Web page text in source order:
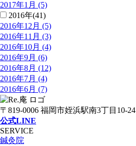
2017年1月 (5)
2016年(41)
2016年12月 (5)
2016年11月 (3)
2016年10月 (4)
2016年9月 (6)
2016年8月 (12)
2016年7月 (4)
2016年6月 (7)
〒819-0006 福岡市姪浜駅南3丁目10-24
公式LINE
SERVICE
鍼灸院